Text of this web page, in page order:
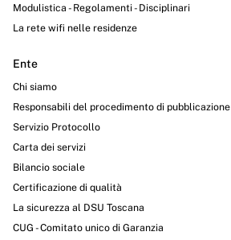
Modulistica - Regolamenti - Disciplinari
La rete wifi nelle residenze
Ente
Chi siamo
Responsabili del procedimento di pubblicazione
Servizio Protocollo
Carta dei servizi
Bilancio sociale
Certificazione di qualità
La sicurezza al DSU Toscana
CUG - Comitato unico di Garanzia